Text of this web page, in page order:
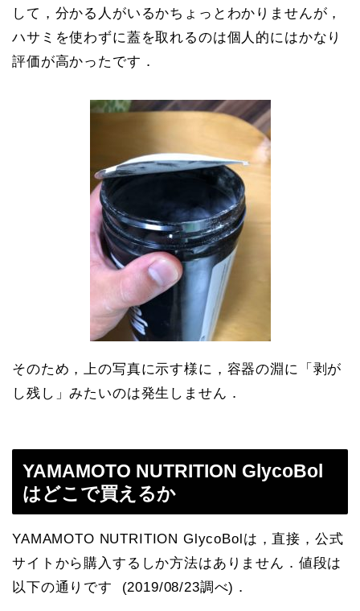
して，分かる人がいるかちょっとわかりませんが，
ハサミを使わずに蓋を取れるのは個人的にはかなり
評価が高かったです．
そのため，上の写真に示す様に，容器の淵に「剥が
し残し」みたいのは発生しません．
YAMAMOTO NUTRITION GlycoBol
はどこで買えるか
YAMAMOTO NUTRITION GlycoBolは，直接，公式
サイトから購入するしか方法はありません．値段は
以下の通りです (2019/08/23調べ)．